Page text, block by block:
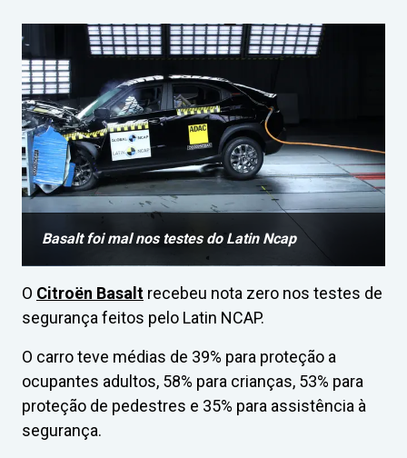
Basalt foi mal nos testes do Latin Ncap
O Citroën Basalt recebeu nota zero nos testes de
segurança feitos pelo Latin NCAP.
O carro teve médias de 39% para proteção a
ocupantes adultos, 58% para crianças, 53% para
proteção de pedestres e 35% para assistência à
segurança.